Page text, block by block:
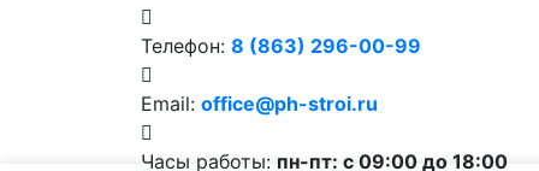
Телефон: 8 (863) 296-00-99
Email: office@ph-stroi.ru
Часы работы: пн-пт: c 09:00 до 18:00